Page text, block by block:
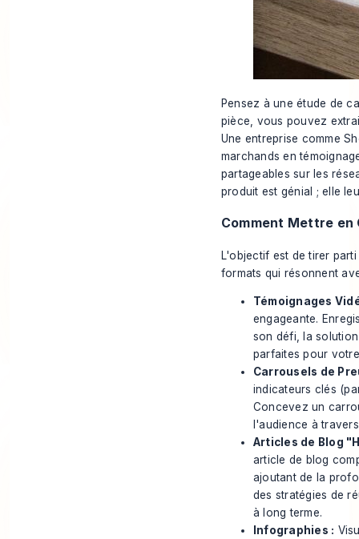
Pensez à une étude de
pièce, vous pouvez
Une entreprise comme
marchands en
partageables sur les
produit est génial ; elle
Comment Mettre
L'objectif est de tirer
formats qui résonnent
Témoignages
engageante.
son défi, la
parfaites pour
Carrousels de
indicateurs clés
Concevez un
l'audience à
Articles de Blog
article de blog
ajoutant de la
des stratégies de
à long terme.
Infographies :